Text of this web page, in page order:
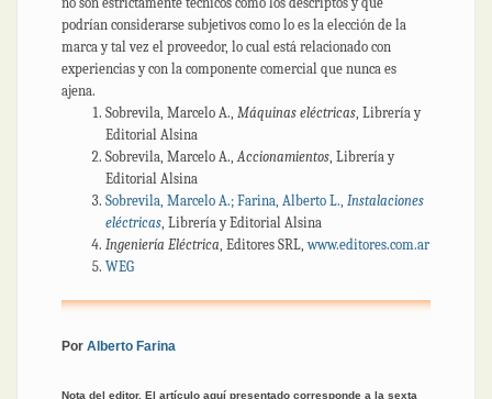
podrían considerarse subjetivos como lo es la elección de la
marca y tal vez el proveedor, lo cual está relacionado con
experiencias y con la componente comercial que nunca es
ajena.
Sobrevila, Marcelo A., Máquinas eléctricas , Librería y
Editorial Alsina
Sobrevila, Marcelo A., Accionamientos , Librería y
Editorial Alsina
Sobrevila, Marcelo A.; Farina, Alberto L., Instalaciones
eléctricas , Librería y Editorial Alsina
Ingeniería Eléctrica , Editores SRL,www.editores.com.ar
WEG
Por Alberto Farina
Nota del editor. El artículo aquí presentado corresponde a la sexta